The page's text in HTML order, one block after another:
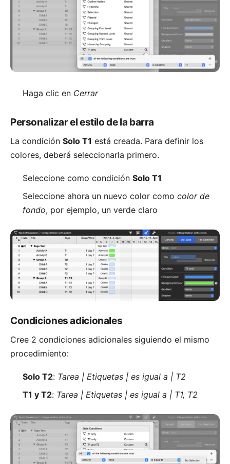
Haga clic en Cerrar
Personalizar el estilo de la barra
La condición Solo T1 está creada. Para definir los
colores, deberá seleccionarla primero.
Seleccione como condición Solo T1
Seleccione ahora un nuevo color como color de
fondo, por ejemplo, un verde claro
Condiciones adicionales
Cree 2 condiciones adicionales siguiendo el mismo
procedimiento:
Solo T2: Tarea | Etiquetas | es igual a | T2
T1 y T2: Tarea | Etiquetas | es igual a | T1, T2